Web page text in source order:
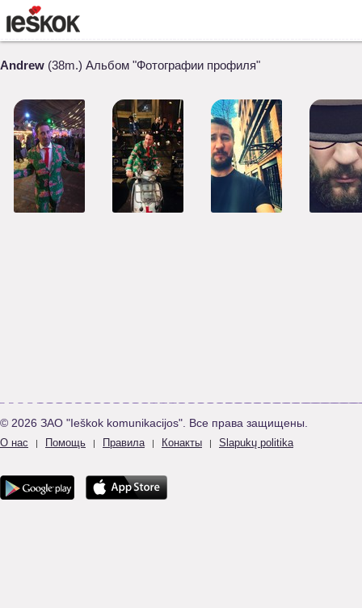
Andrew (38m.) Альбом "Фотографии профиля"
© 2026 ЗАО "Ieškok komunikacijos". Все права защищены.
О нас | Помощь | Правила | Конакты | Slapukų politika